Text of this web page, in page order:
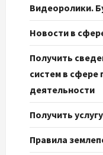
Видеоролики.
Новости в
Получить
систем в сфере
деятельности
Получить
Правила